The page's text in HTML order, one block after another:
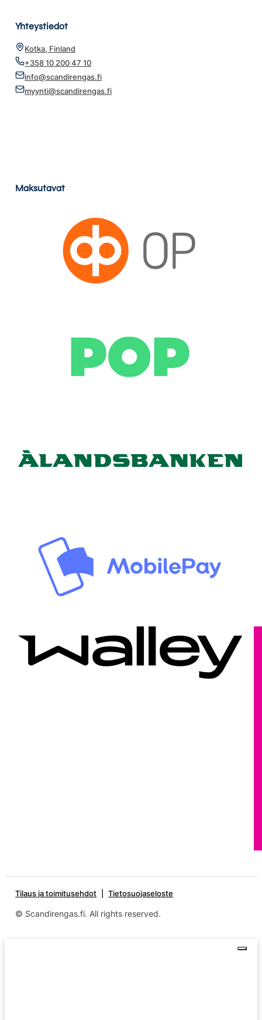
Yhteystiedot
Kotka, Finland
+358 10 200 47 10
info@scandirengas.fi
myynti@scandirengas.fi
Maksutavat
Tilaus ja toimitusehdot Tietosuojaseloste
© Scandirengas.fi. All rights reserved.